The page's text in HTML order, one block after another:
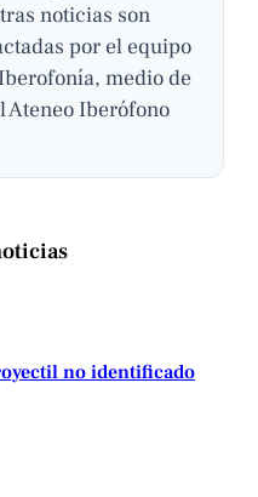
noticias son
por el equipo
medio de
Ateneo Iberófono
no identificado